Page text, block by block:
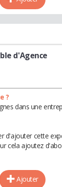
d'Agence
?
dans une
d'ajouter cette
cela ajoutez
Ajouter